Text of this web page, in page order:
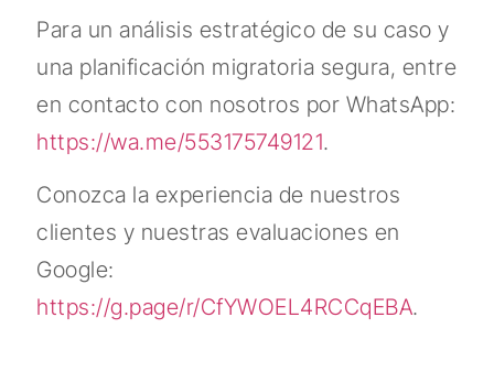
Para un análisis estratégico de su caso y
una planificación migratoria segura, entre
en contacto con nosotros por WhatsApp:
https://wa.me/553175749121.
Conozca la experiencia de nuestros
clientes y nuestras evaluaciones en
Google:
https://g.page/r/CfYWOEL4RCCqEBA.